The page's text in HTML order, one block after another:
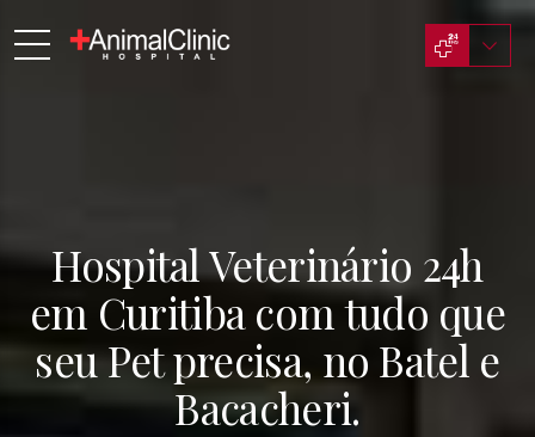
Hospital Veterinário 24h
em Curitiba com tudo que
seu Pet precisa, no Batel e
Bacacheri.